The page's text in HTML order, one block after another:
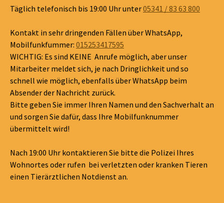
Täglich telefonisch bis 19:00 Uhr unter05341 / 83 63 800
Kontakt in sehr dringenden Fällen über WhatsApp,
Mobilfunkfummer: 015253417595
WICHTIG: Es sind KEINE Anrufe möglich, aber unser
Mitarbeiter meldet sich, je nach Dringlichkeit und so
schnell wie möglich, ebenfalls über WhatsApp beim
Absender der Nachricht zurück.
Bitte geben Sie immer Ihren Namen und den Sachverhalt an
und sorgen Sie dafür, dass Ihre Mobilfunknummer
übermittelt wird!
Nach 19:00 Uhr kontaktieren Sie bitte die Polizei Ihres
Wohnortes oder rufen bei verletzten oder kranken Tieren
einen Tierärztlichen Notdienst an.